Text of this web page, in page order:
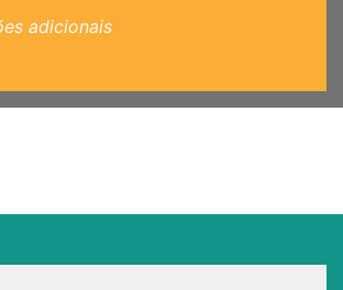
adicionais